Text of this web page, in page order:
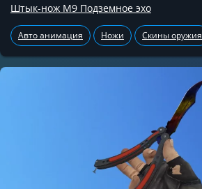
Штык-нож М9 Подземное эхо
Авто анимация Ножи Скины оружия